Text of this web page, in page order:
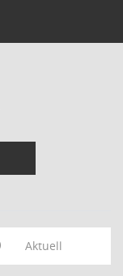
Aktuell